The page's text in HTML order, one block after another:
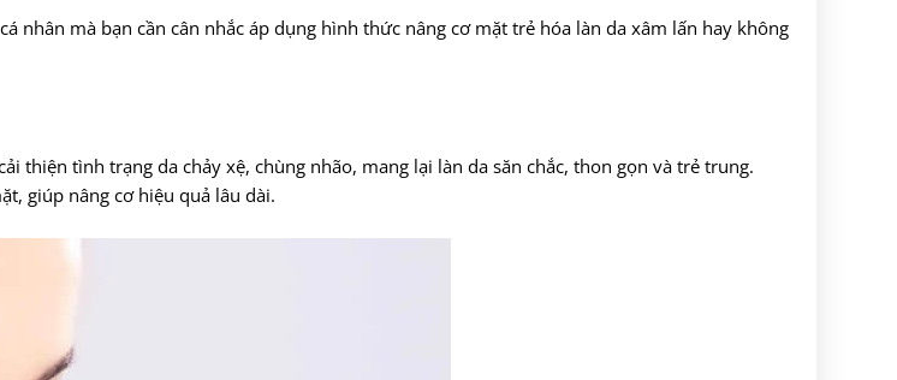
nhân mà bạn cần cân nhắc áp dụng hình thức nâng cơ mặt trẻ hóa làn da xâm lấn hay không
thiện tình trạng da chảy xệ, chùng nhão, mang lại làn da săn chắc, thon gọn và trẻ trung.
giúp nâng cơ hiệu quả lâu dài.